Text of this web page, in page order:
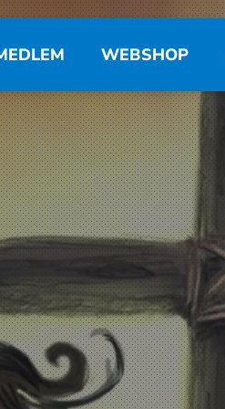
WEBSHOP